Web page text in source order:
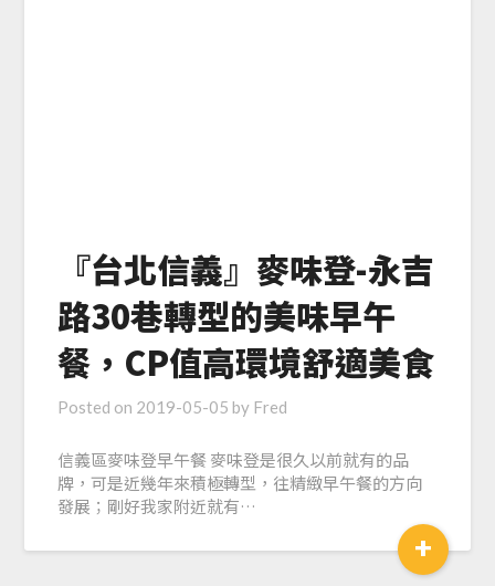
『台北信義』麥味登-永吉
路30巷轉型的美味早午
餐，CP值高環境舒適美食
Posted on 2019-05-05 by Fred
信義區麥味登早午餐 麥味登是很久以前就有的品
牌，可是近幾年來積極轉型，往精緻早午餐的方向
發展；剛好我家附近就有…
+